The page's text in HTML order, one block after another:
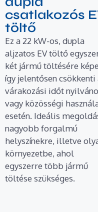
csatlakozós
töltő
Ez a 22 kW-os, dupla
aljzatos EV töltő
két jármű töltésére
így jelentősen csökkenti
várakozási időt
vagy közösségi
esetén. Ideális
nagyobb forgalmú
helyszínekre, illetve
környezetbe, ahol
egyszerre több jármű
töltése szükséges.